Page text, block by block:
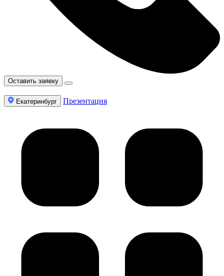
Оставить заявку
Екатеринбург Презентация